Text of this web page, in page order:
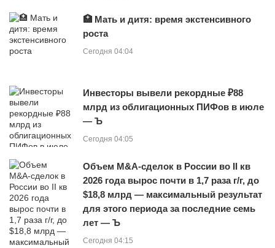
🏥 Мать и дитя: время экстенсивного
роста
Сегодня 04:04
Инвесторы вывели рекордные ₽88
млрд из облигационных ПИФов в июле
— Ъ
Сегодня 04:05
Объем M&A-сделок в России во II кв
2026 года вырос почти в 1,7 раза г/г, до
$18,8 млрд — максимальный результат
для этого периода за последние семь
лет — Ъ
Сегодня 04:15